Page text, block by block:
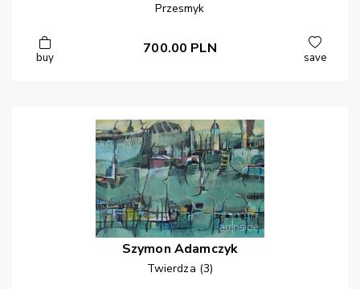
Przesmyk
buy
700.00 PLN
save
Szymon Adamczyk
Twierdza (3)